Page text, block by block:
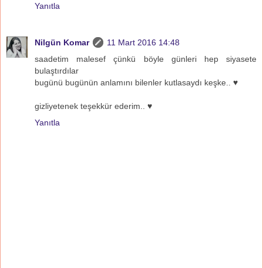
Yanıtla
Nilgün Komar
11 Mart 2016 14:48
saadetim malesef çünkü böyle günleri hep siyasete
bulaştırdılar
bugünü bugünün anlamını bilenler kutlasaydı keşke.. ♥
gizliyetenek teşekkür ederim.. ♥
Yanıtla